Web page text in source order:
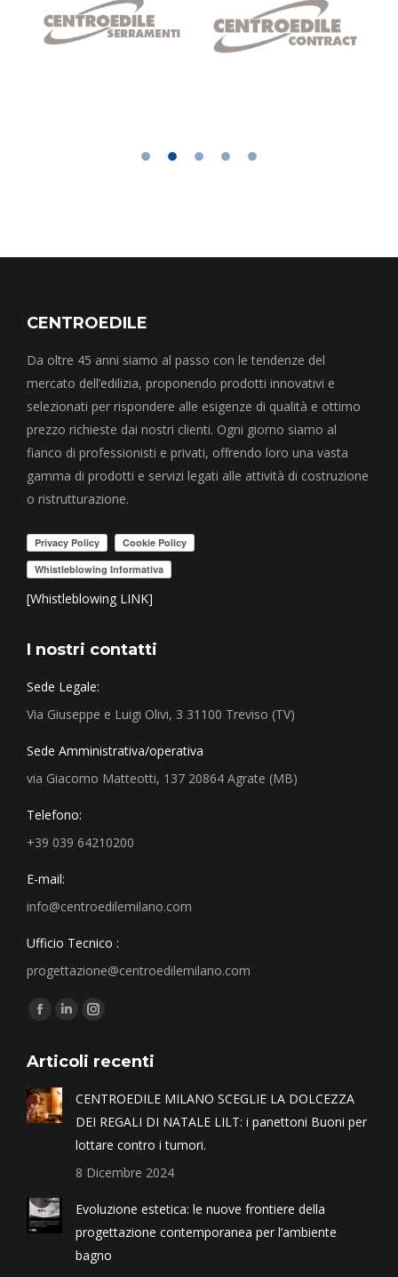
CENTROEDILE
Da oltre 45 anni siamo al passo con le tendenze del
mercato dell’edilizia, proponendo prodotti innovativi e
selezionati per rispondere alle esigenze di qualità e ottimo
prezzo richieste dai nostri clienti. Ogni giorno siamo al
fianco di professionisti e privati, offrendo loro una vasta
gamma di prodotti e servizi legati alle attività di costruzione
o ristrutturazione.
[Whistleblowing LINK]
I nostri contatti
Sede Legale:
Via Giuseppe e Luigi Olivi, 3 31100 Treviso (TV)
Sede Amministrativa/operativa
via Giacomo Matteotti, 137 20864 Agrate (MB)
Telefono:
+39 039 64210200
E-mail:
info@centroedilemilano.com
Ufficio Tecnico :
progettazione@centroedilemilano.com
Find us on:
Articoli recenti
CENTROEDILE MILANO SCEGLIE LA DOLCEZZA
DEI REGALI DI NATALE LILT: i panettoni Buoni per
lottare contro i tumori.
8 Dicembre 2024
Evoluzione estetica: le nuove frontiere della
progettazione contemporanea per l’ambiente
bagno